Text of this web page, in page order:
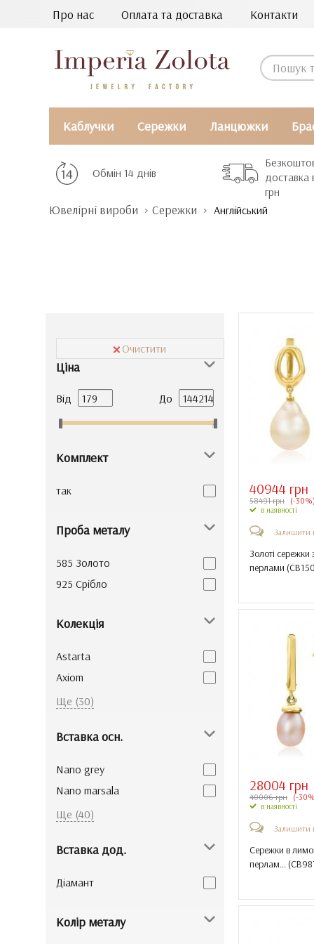
Про нас Оплата та доставка Контакти
Каблучки Сережки Ланцюжки
Обмін 14 днів
доставка
грн
Ювелірні вироби Сережки Англійський
Очистити
Ціна
Від До
Комплект
так
Проба металу
585 Золото
925 Срібло
Колекція
Astarta
Axiom
Axiom silver
BABY boom! silver
Brandманія silver
Cool Silver
Florentino
Missi silver
Monisto silver
Ще (30)
Вставка осн.
Nano grey
Nano marsala
Nano аметист
Nano кварц green
Nano султаніт
Ще (40)
Вставка дод.
Діамант
Колір металу
40944 грн
58491 грн (-30%)
в наявності
Залишити
Золоті
перлами (
28004 грн
40006 грн (-
в наявності
Залишити
Сережки в
перлам... (